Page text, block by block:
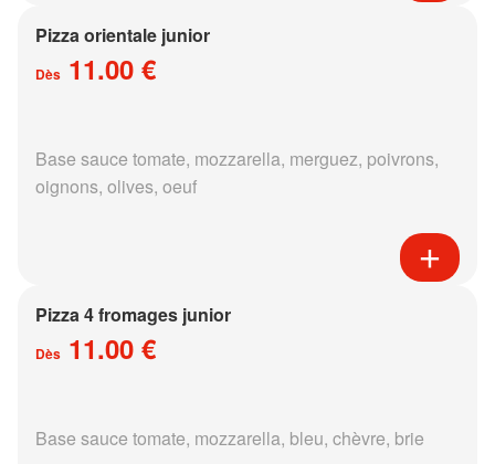
Pizza orientale junior
Dès 11.00 €
Base sauce tomate, mozzarella, merguez, poivrons,
oignons, olives, oeuf
Pizza 4 fromages junior
Dès 11.00 €
Base sauce tomate, mozzarella, bleu, chèvre, brie